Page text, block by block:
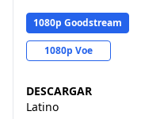
1080p Goodstream
1080p Voe
DESCARGAR
Latino